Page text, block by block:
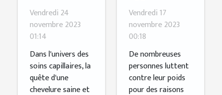
ingrédients
clés dans les
shampoings
pour
cheveux
secs et
Vendredi 24
novembre 2023
01:14
Dans l'univers des
soins capillaires, la
quête d'une
chevelure saine et
s'aimer
pour mieux
maigrir
Vendredi 17
novembre 2023
00:18
De nombreuses
personnes luttent
contre leur poids
pour des raisons